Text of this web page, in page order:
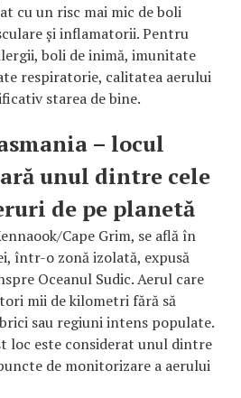
cu un risc mai mic de boli
și inflamatorii. Pentru
boli de inimă, imunitate
respiratorie, calitatea aerului
starea de bine.
– locul
unul dintre cele
de pe planetă
Cape Grim, se află în
într-o zonă izolată, expusă
Oceanul Sudic. Aerul care
mii de kilometri fără să
sau regiuni intens populate.
loc este considerat unul dintre
de monitorizare a aerului